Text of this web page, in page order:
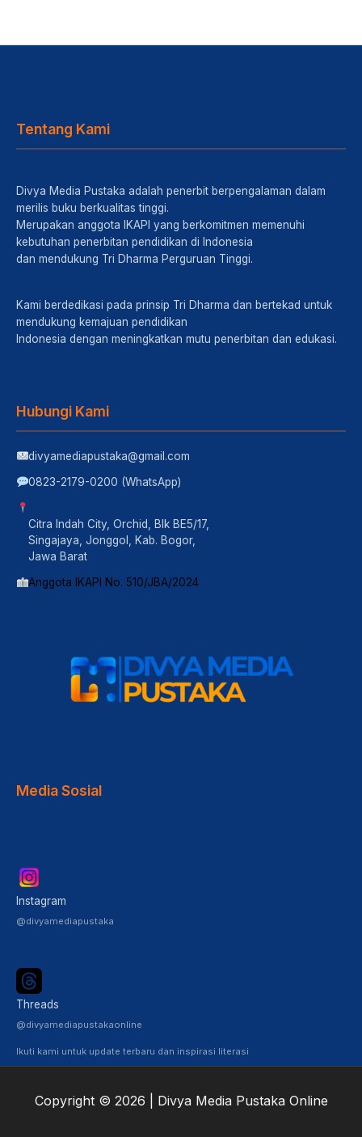
Tentang Kami
Divya Media Pustaka adalah penerbit berpengalaman dalam
merilis buku berkualitas tinggi.
Merupakan anggota IKAPI yang berkomitmen memenuhi
kebutuhan penerbitan pendidikan di Indonesia
dan mendukung Tri Dharma Perguruan Tinggi.
Kami berdedikasi pada prinsip Tri Dharma dan bertekad untuk
mendukung kemajuan pendidikan
Indonesia dengan meningkatkan mutu penerbitan dan edukasi.
Hubungi Kami
divyamediapustaka@gmail.com
0823-2179-0200 (WhatsApp)
Citra Indah City, Orchid, Blk BE5/17,
Singajaya, Jonggol, Kab. Bogor,
Jawa Barat
Anggota IKAPI No. 510/JBA/2024
Media Sosial
Instagram
@divyamediapustaka
Threads
@divyamediapustakaonline
Ikuti kami untuk update terbaru dan inspirasi literasi
Copyright © 2026 | Divya Media Pustaka Online